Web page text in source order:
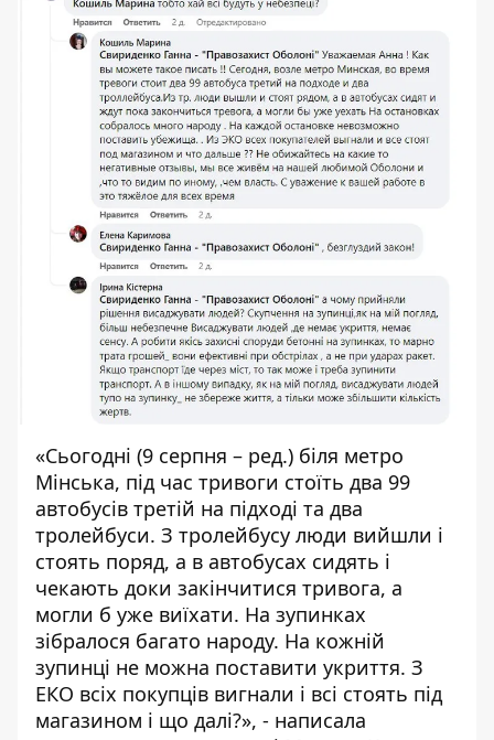
«Сьогодні (9 серпня – ред.) біля метро
Мінська, під час тривоги стоїть два 99
автобусів третій на підході та два
тролейбуси. З тролейбусу люди вийшли і
стоять поряд, а в автобусах сидять і
чекають доки закінчитися тривога, а
могли б уже виїхати. На зупинках
зібралося багато народу. На кожній
зупинці не можна поставити укриття. З
ЕКО всіх покупців вигнали і всі стоять під
магазином і що далі?», - написала